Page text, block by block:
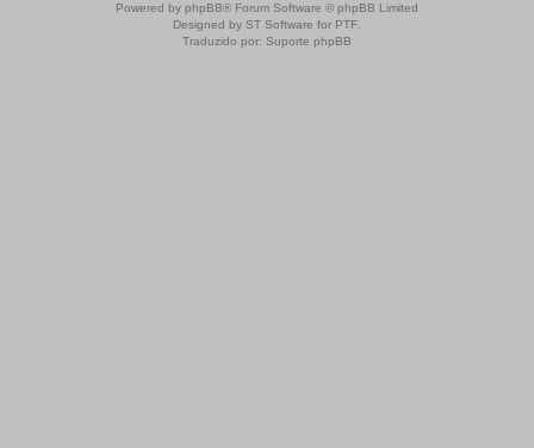
Powered by phpBB® Forum Software © phpBB Limited
Designed by ST Software for PTF.
Traduzido por: Suporte phpBB